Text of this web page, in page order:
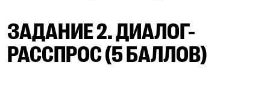
ЗАДАНИЕ 2. ДИАЛОГ-
РАССПРОС (5 БАЛЛОВ)